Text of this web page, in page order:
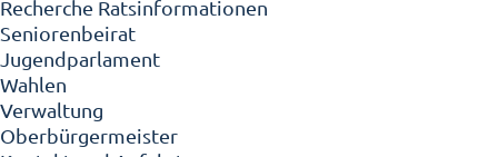
Recherche Ratsinformationen
Seniorenbeirat
Jugendparlament
Wahlen
Verwaltung
Oberbürgermeister